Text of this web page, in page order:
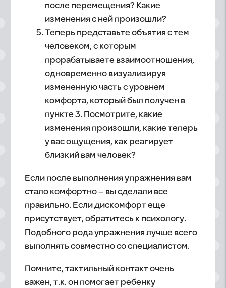
после перемещения? Какие
изменения с ней произошли?
Теперь представьте объятия с тем
человеком, с которым
прорабатываете взаимоотношения,
одновременно визуализируя
измененную часть с уровнем
комфорта, который был получен в
пункте 3. Посмотрите, какие
изменения произошли, какие теперь
у вас ощущения, как реагирует
близкий вам человек?
Если после выполнения упражнения вам
стало комфортно – вы сделали все
правильно. Если дискомфорт еще
присутствует, обратитесь к психологу.
Подобного рода упражнения лучше всего
выполнять совместно со специалистом.
Помните, тактильный контакт очень
важен, т.к. он помогает ребенку